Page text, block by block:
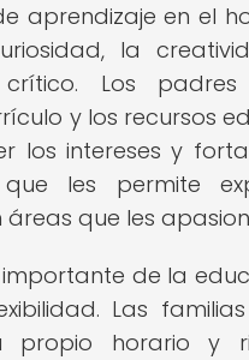
aprendizaje en el
la
crítico. Los padres
y los recursos
los intereses y
les permite
que les
de la
Las
propio horario y